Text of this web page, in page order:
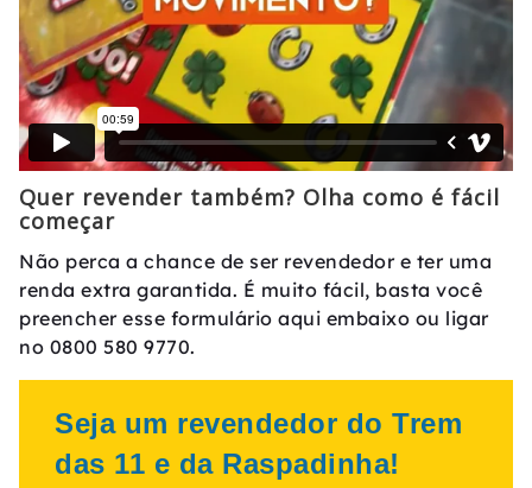
Quer revender também? Olha como é fácil
começar
Não perca a chance de ser revendedor e ter uma
renda extra garantida. É muito fácil, basta você
preencher esse formulário aqui embaixo ou ligar
no 0800 580 9770.
Seja um revendedor do Trem
das 11 e da Raspadinha!